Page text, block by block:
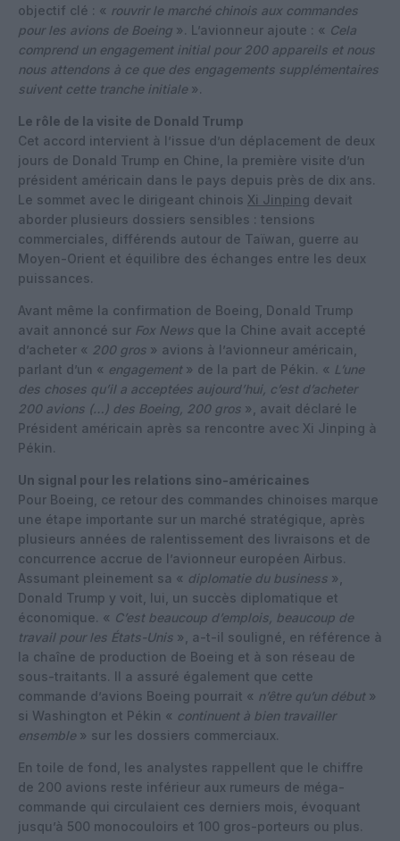
objectif clé : « rouvrir le marché chinois aux commandes
pour les avions de Boeing ». L’avionneur ajoute : « Cela
comprend un engagement initial pour 200 appareils et nous
nous attendons à ce que des engagements supplémentaires
suivent cette tranche initiale ».
Le rôle de la visite de Donald Trump
Cet accord intervient à l’issue d’un déplacement de deux
jours de Donald Trump en Chine, la première visite d’un
président américain dans le pays depuis près de dix ans.
Le sommet avec le dirigeant chinois Xi Jinping devait
aborder plusieurs dossiers sensibles : tensions
commerciales, différends autour de Taïwan, guerre au
Moyen-Orient et équilibre des échanges entre les deux
puissances.
Avant même la confirmation de Boeing, Donald Trump
avait annoncé sur Fox News que la Chine avait accepté
d’acheter « 200 gros » avions à l’avionneur américain,
parlant d’un « engagement » de la part de Pékin. « L’une
des choses qu’il a acceptées aujourd’hui, c’est d’acheter
200 avions (…) des Boeing, 200 gros », avait déclaré le
Président américain après sa rencontre avec Xi Jinping à
Pékin.
Un signal pour les relations sino-américaines
Pour Boeing, ce retour des commandes chinoises marque
une étape importante sur un marché stratégique, après
plusieurs années de ralentissement des livraisons et de
concurrence accrue de l’avionneur européen Airbus.
Assumant pleinement sa « diplomatie du business »,
Donald Trump y voit, lui, un succès diplomatique et
économique. « C’est beaucoup d’emplois, beaucoup de
travail pour les États-Unis », a-t-il souligné, en référence à
la chaîne de production de Boeing et à son réseau de
sous-traitants. Il a assuré également que cette
commande d’avions Boeing pourrait « n’être qu’un début »
si Washington et Pékin « continuent à bien travailler
ensemble » sur les dossiers commerciaux.
En toile de fond, les analystes rappellent que le chiffre
de 200 avions reste inférieur aux rumeurs de méga-
commande qui circulaient ces derniers mois, évoquant
jusqu’à 500 monocouloirs et 100 gros-porteurs ou plus.